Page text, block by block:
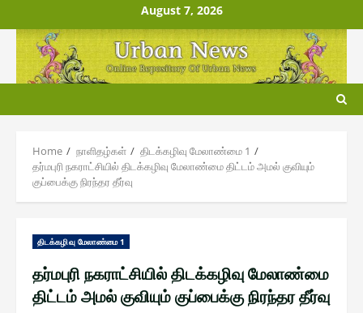
to
content
August 7, 2026
Home நாளிதழ்௧ள்
திடக்௧ழிவு மேலாண்மை 1
தர்மபுரி நகராட்சியில் திடக்கழிவு மேலாண்மை திட்டம் அமல் குவியும்
குப்பைக்கு நிரந்தர தீர்வு
திடக்௧ழிவு மேலாண்மை 1
தர்மபுரி நகராட்சியில் திடக்கழிவு மேலாண்மை
திட்டம் அமல் குவியும் குப்பைக்கு நிரந்தர தீர்வு